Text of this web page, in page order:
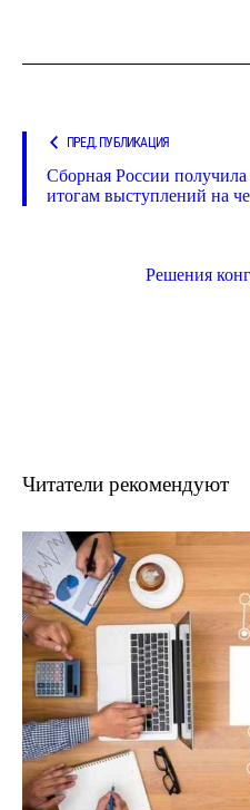
ПРЕД. ПУБЛИКАЦИЯ
Сборная России
итогам выступлений на
Решения
Читатели рекомендуют